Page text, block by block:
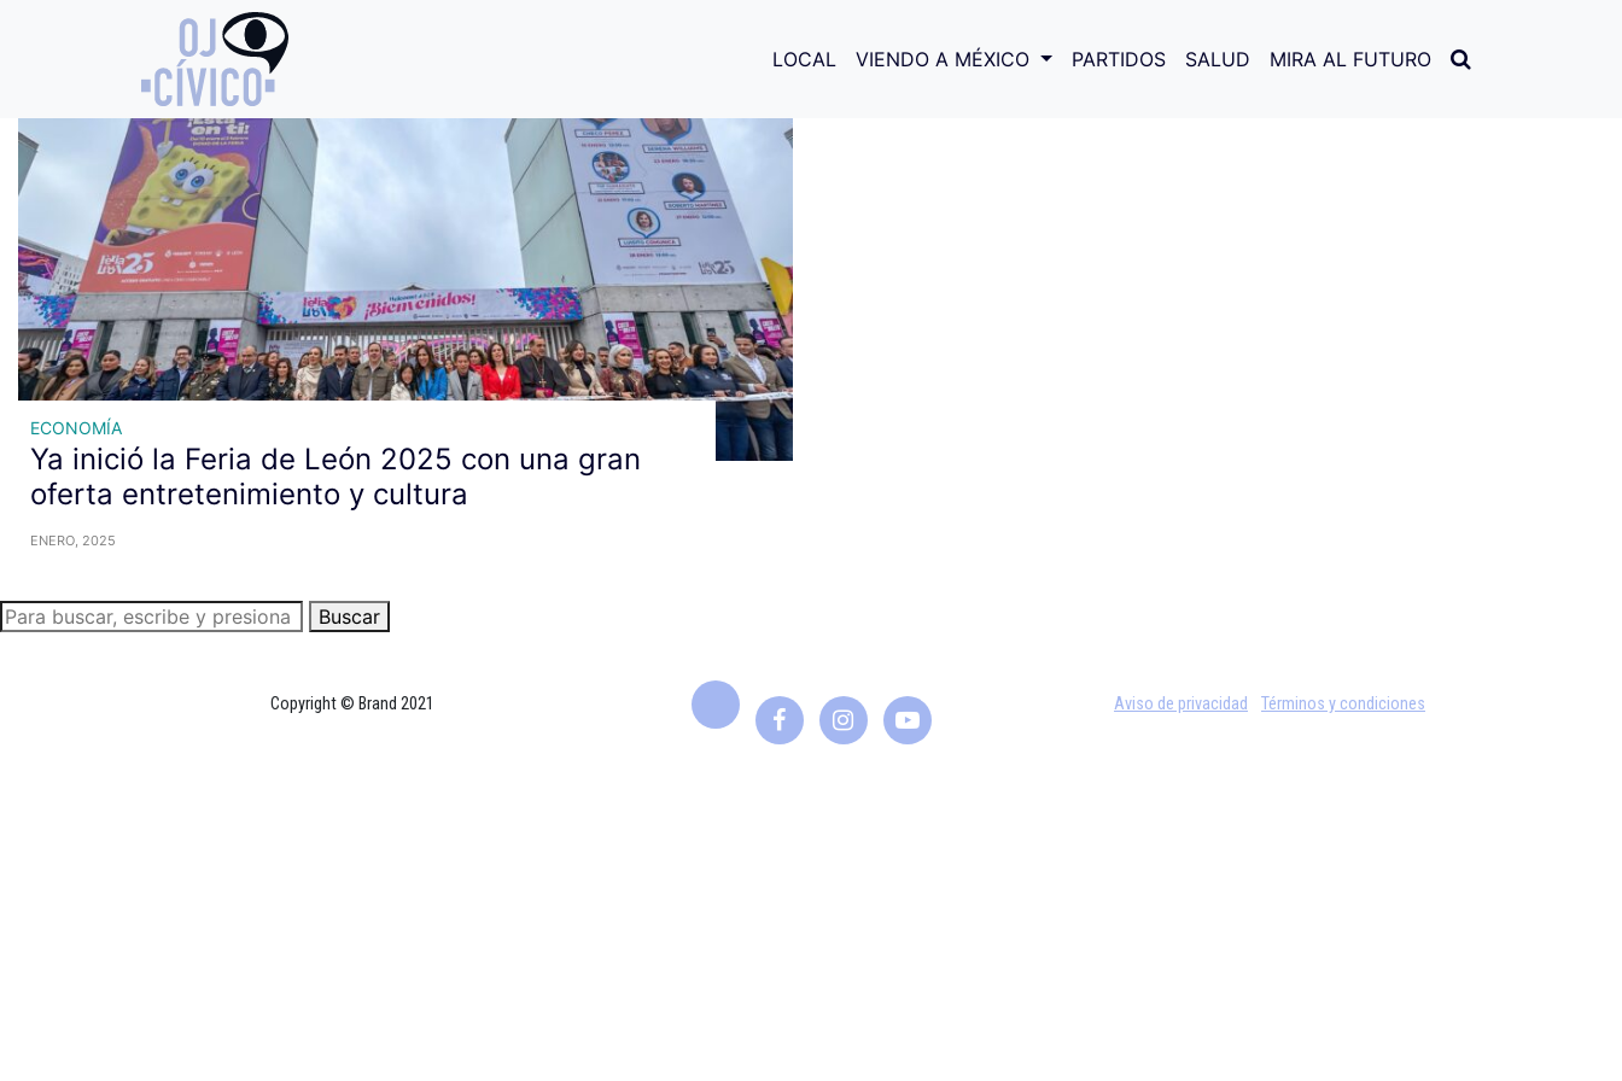
LOCAL VIENDO A MÉXICO PARTIDOS SALUD MIRA AL FUTURO
Archivo de etiquetas: eventos culturales en León
ECONOMÍA
Ya inició la Feria de León 2025 con una gran
oferta entretenimiento y cultura
ENERO, 2025
Buscar
Copyright © Brand 2021 Aviso de privacidad Términos y condiciones